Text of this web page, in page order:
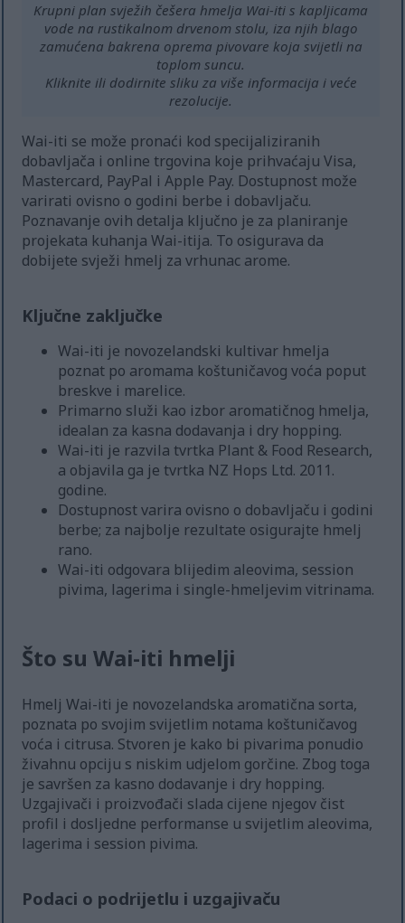
Krupni plan svježih češera hmelja Wai-iti s kapljicama
vode na rustikalnom drvenom stolu, iza njih blago
zamućena bakrena oprema pivovare koja svijetli na
toplom suncu.
Kliknite ili dodirnite sliku za više informacija i veće
rezolucije.
Wai-iti se može pronaći kod specijaliziranih
dobavljača i online trgovina koje prihvaćaju Visa,
Mastercard, PayPal i Apple Pay. Dostupnost može
varirati ovisno o godini berbe i dobavljaču.
Poznavanje ovih detalja ključno je za planiranje
projekata kuhanja Wai-itija. To osigurava da
dobijete svježi hmelj za vrhunac arome.
Ključne zaključke
Wai-iti je novozelandski kultivar hmelja
poznat po aromama koštuničavog voća poput
breskve i marelice.
Primarno služi kao izbor aromatičnog hmelja,
idealan za kasna dodavanja i dry hopping.
Wai-iti je razvila tvrtka Plant & Food Research,
a objavila ga je tvrtka NZ Hops Ltd. 2011.
godine.
Dostupnost varira ovisno o dobavljaču i godini
berbe; za najbolje rezultate osigurajte hmelj
rano.
Wai-iti odgovara blijedim aleovima, session
pivima, lagerima i single-hmeljevim vitrinama.
Što su Wai-iti hmelji
Hmelj Wai-iti je novozelandska aromatična sorta,
poznata po svojim svijetlim notama koštuničavog
voća i citrusa. Stvoren je kako bi pivarima ponudio
živahnu opciju s niskim udjelom gorčine. Zbog toga
je savršen za kasno dodavanje i dry hopping.
Uzgajivači i proizvođači slada cijene njegov čist
profil i dosljedne performanse u svijetlim aleovima,
lagerima i session pivima.
Podaci o podrijetlu i uzgajivaču